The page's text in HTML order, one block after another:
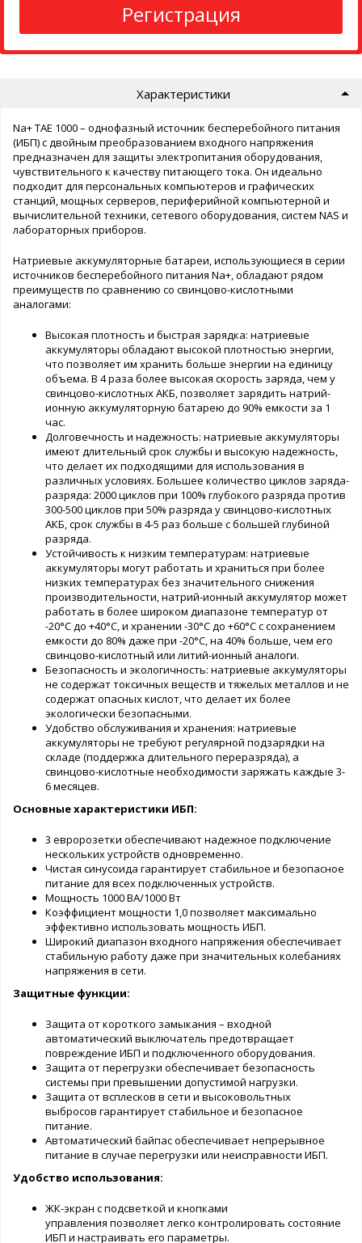
Регистрация
Характеристики
Na+ TAE 1000 – однофазный источник бесперебойного питания
(ИБП) с двойным преобразованием входного напряжения
предназначен для защиты электропитания оборудования,
чувствительного к качеству питающего тока. Он идеально
подходит для персональных компьютеров и графических
станций, мощных серверов, периферийной компьютерной и
вычислительной техники, сетевого оборудования, систем NAS и
лабораторных приборов.
Натриевые аккумуляторные батареи, использующиеся в серии
источников бесперебойного питания Na+, обладают рядом
преимуществ по сравнению со свинцово-кислотными
аналогами:
Высокая плотность и быстрая зарядка: натриевые
аккумуляторы обладают высокой плотностью энергии,
что позволяет им хранить больше энергии на единицу
объема. В 4 раза более высокая скорость заряда, чем у
свинцово-кислотных АКБ, позволяет зарядить натрий-
ионную аккумуляторную батарею до 90% емкости за 1
час.
Долговечность и надежность: натриевые аккумуляторы
имеют длительный срок службы и высокую надежность,
что делает их подходящими для использования в
различных условиях. Большее количество циклов заряда-
разряда: 2000 циклов при 100% глубокого разряда против
300-500 циклов при 50% разряда у свинцово-кислотных
АКБ, срок службы в 4-5 раз больше с большей глубиной
разряда.
Устойчивость к низким температурам: натриевые
аккумуляторы могут работать и храниться при более
низких температурах без значительного снижения
производительности, натрий-ионный аккумулятор может
работать в более широком диапазоне температур от
-20°C до +40°C, и хранении -30°C до +60°C с сохранением
емкости до 80% даже при -20°C, на 40% больше, чем его
свинцово-кислотный или литий-ионный аналоги.
Безопасность и экологичность: натриевые аккумуляторы
не содержат токсичных веществ и тяжелых металлов и не
содержат опасных кислот, что делает их более
экологически безопасными.
Удобство обслуживания и хранения: натриевые
аккумуляторы не требуют регулярной подзарядки на
складе (поддержка длительного переразряда), а
свинцово-кислотные необходимости заряжать каждые 3-
6 месяцев.
Основные характеристики ИБП:
3 евророзетки обеспечивают надежное подключение
нескольких устройств одновременно.
Чистая синусоида гарантирует стабильное и безопасное
питание для всех подключенных устройств.
Мощность 1000 ВА/1000 Вт
Коэффициент мощности 1,0 позволяет максимально
эффективно использовать мощность ИБП.
Широкий диапазон входного напряжения обеспечивает
стабильную работу даже при значительных колебаниях
напряжения в сети.
Защитные функции:
Защита от короткого замыкания – входной
автоматический выключатель предотвращает
повреждение ИБП и подключенного оборудования.
Защита от перегрузки обеспечивает безопасность
системы при превышении допустимой нагрузки.
Защита от всплесков в сети и высоковольтных
выбросов гарантирует стабильное и безопасное
питание.
Автоматический байпас обеспечивает непрерывное
питание в случае перегрузки или неисправности ИБП.
Удобство использования:
ЖК-экран с подсветкой и кнопками
управления позволяет легко контролировать состояние
ИБП и настраивать его параметры.